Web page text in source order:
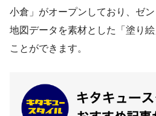
小倉」がオープンしており、ゼ
地図データを素材とした「塗り
ことができます。